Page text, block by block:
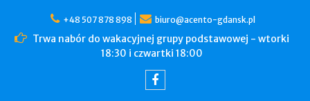
+48 507 878 898 biuro@acento-gdansk.pl
Trwa nabór do wakacyjnej grupy podstawowej - wtorki
18:30 i czwartki 18:00